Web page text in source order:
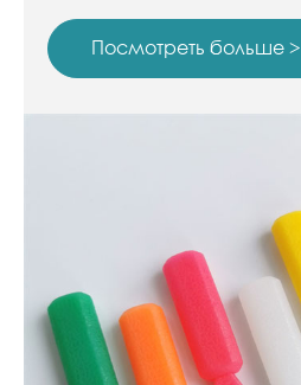
Посмотреть больше >